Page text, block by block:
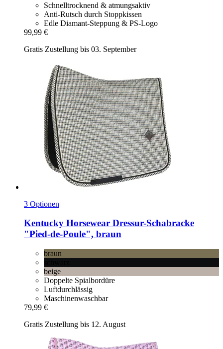
Schnelltrocknend & atmungsaktiv
Anti-Rutsch durch Stoppkissen
Edle Diamant-Steppung & PS-Logo
99,99 €
Gratis Zustellung bis 03. September
3 Optionen
Kentucky Horsewear Dressur-​Schabracke
"Pied-​de-​Poule", braun
braun
beige
Doppelte Spialbordüre
Luftdurchlässig
Maschinenwaschbar
79,99 €
Gratis Zustellung bis 12. August